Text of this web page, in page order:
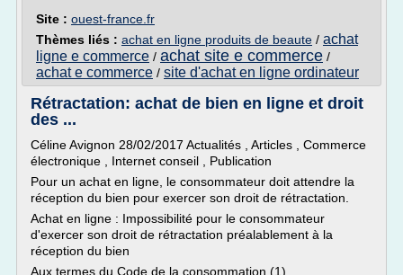
Site : ouest-france.fr
Thèmes liés : achat en ligne produits de beaute / achat
ligne e commerce / achat site e commerce /
achat e commerce / site d'achat en ligne ordinateur
Rétractation: achat de bien en ligne et droit
des ...
Céline Avignon 28/02/2017 Actualités , Articles , Commerce
électronique , Internet conseil , Publication
Pour un achat en ligne, le consommateur doit attendre la
réception du bien pour exercer son droit de rétractation.
Achat en ligne : Impossibilité pour le consommateur
d'exercer son droit de rétractation préalablement à la
réception du bien
Aux termes du Code de la consommation (1),...